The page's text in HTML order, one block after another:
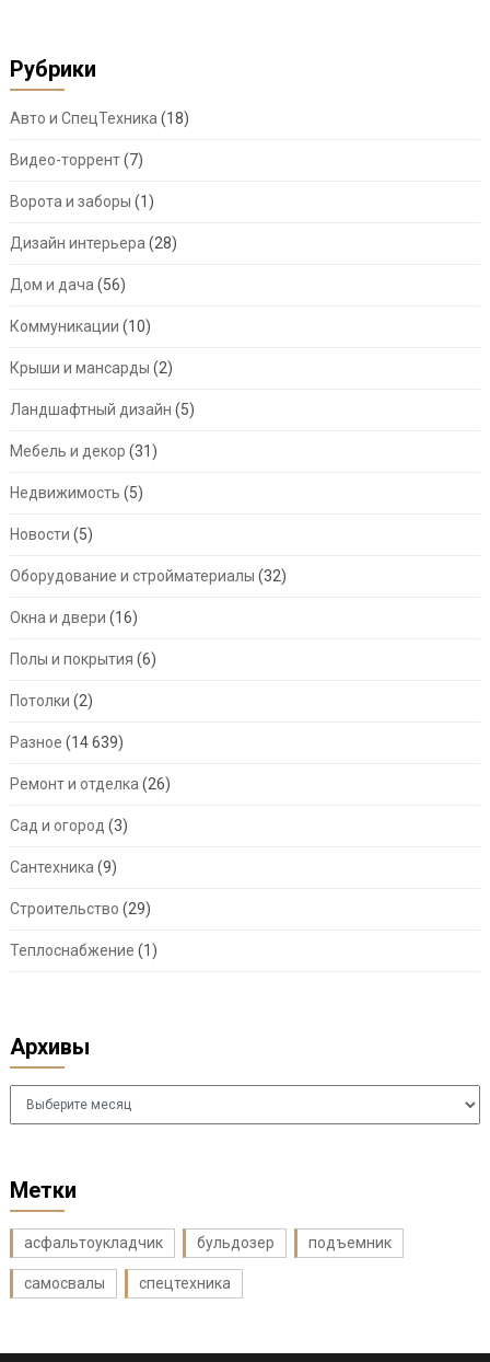
Рубрики
Авто и СпецТехника (18)
Видео-торрент(7)
Ворота и заборы (1)
Дизайн интерьера (28)
Дом и дача (56)
Коммуникации (10)
Крыши и мансарды (2)
Ландшафтный дизайн (5)
Мебель и декор (31)
Недвижимость (5)
Новости (5)
Оборудование и стройматериалы (32)
Окна и двери (16)
Полы и покрытия (6)
Потолки (2)
Разное (14 639)
Ремонт и отделка (26)
Сад и огород (3)
Сантехника (9)
Строительство (29)
Теплоснабжение (1)
Архивы
Архивы
Метки
асфальтоукладчик бульдозер подъемник
самосвалы спецтехника